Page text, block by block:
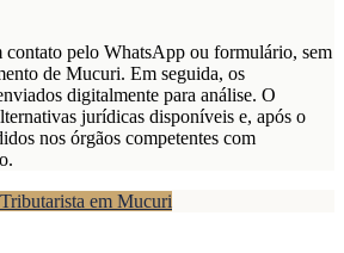
contato pelo WhatsApp ou formulário, sem
de Mucuri. Em seguida, os
digitalmente para análise. O
jurídicas disponíveis e, após o
nos órgãos competentes com
em Mucuri